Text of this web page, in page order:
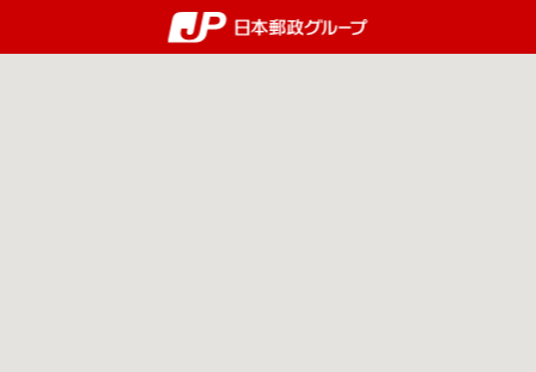
郵便局・日本郵政グループ